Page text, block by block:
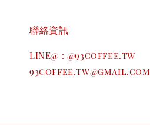
聯絡資訊
LINE@ : @93coffee.tw
93coffee.tw@gmail.com